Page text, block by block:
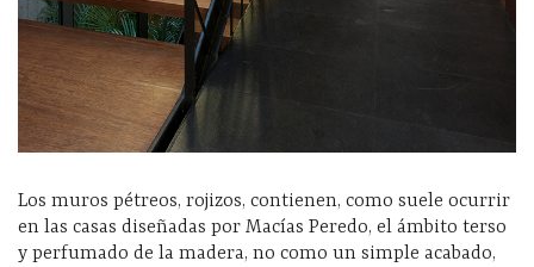
Los muros pétreos, rojizos, contienen, como suele ocurrir
en las casas diseñadas por Macías Peredo, el ámbito terso
y perfumado de la madera, no como un simple acabado,